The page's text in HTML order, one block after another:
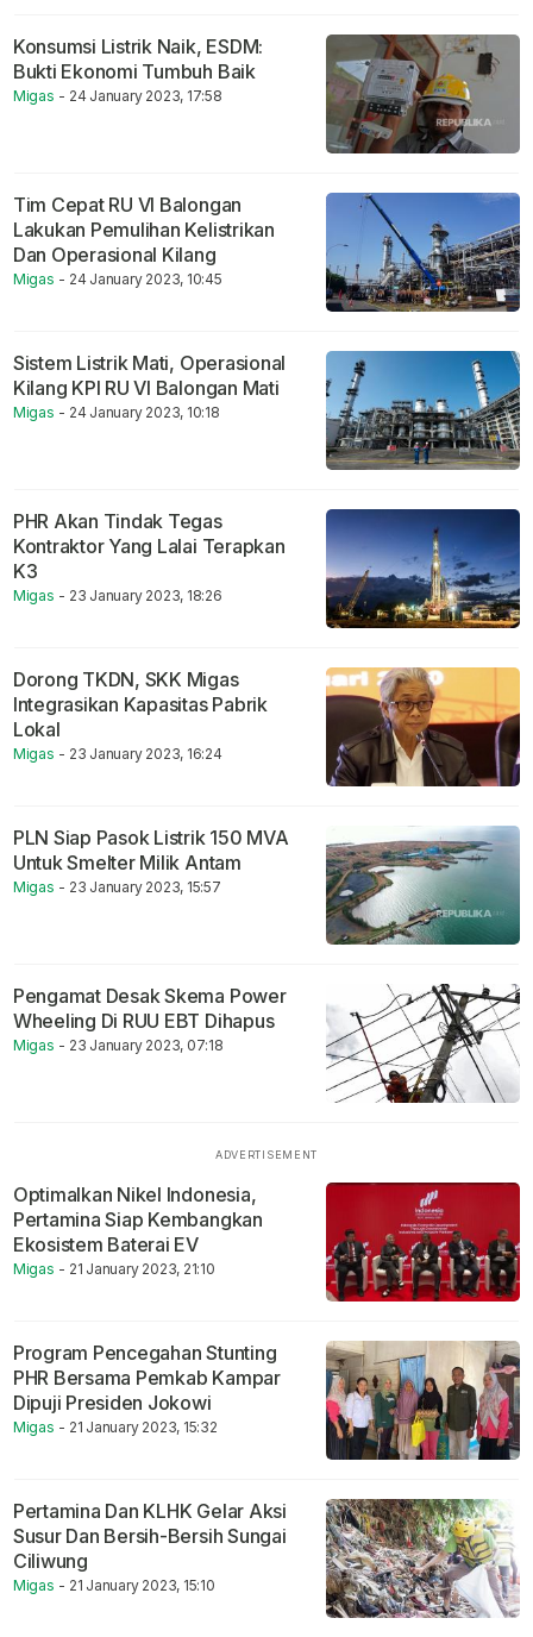
Konsumsi Listrik Naik, ESDM:
Bukti Ekonomi Tumbuh Baik
Migas - 24 January 2023, 17:58
Tim Cepat RU VI Balongan
Lakukan Pemulihan Kelistrikan
Dan Operasional Kilang
Migas - 24 January 2023, 10:45
Sistem Listrik Mati, Operasional
Kilang KPI RU VI Balongan Mati
Migas - 24 January 2023, 10:18
PHR Akan Tindak Tegas
Kontraktor Yang Lalai Terapkan
K3
Migas - 23 January 2023, 18:26
Dorong TKDN, SKK Migas
Integrasikan Kapasitas Pabrik
Lokal
Migas - 23 January 2023, 16:24
PLN Siap Pasok Listrik 150 MVA
Untuk Smelter Milik Antam
Migas - 23 January 2023, 15:57
Pengamat Desak Skema Power
Wheeling Di RUU EBT Dihapus
Migas - 23 January 2023, 07:18
Optimalkan Nikel Indonesia,
Pertamina Siap Kembangkan
Ekosistem Baterai EV
Migas - 21 January 2023, 21:10
Program Pencegahan Stunting
PHR Bersama Pemkab Kampar
Dipuji Presiden Jokowi
Migas - 21 January 2023, 15:32
Pertamina Dan KLHK Gelar Aksi
Susur Dan Bersih-Bersih Sungai
Ciliwung
Migas - 21 January 2023, 15:10